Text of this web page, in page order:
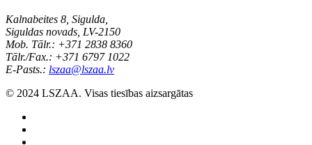
Kalnabeites 8, Sigulda,
Siguldas novads, LV-2150
Mob. Tālr.: +371 2838 8360
Tālr./Fax.: +371 6797 1022
E-Pasts.: lszaa@lszaa.lv
© 2024 LSZAA. Visas tiesības aizsargātas